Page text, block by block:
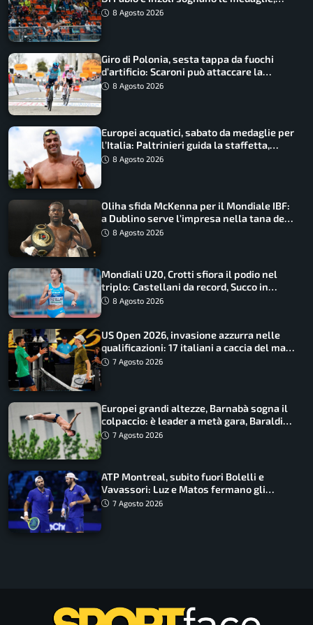
Castellani e Succo in finale
8 Agosto 2026
Giro di Polonia, sesta tappa da fuochi
d’artificio: Scaroni può attaccare la
maglia di Lemmen
8 Agosto 2026
Europei acquatici, sabato da medaglie per
l’Italia: Paltrinieri guida la staffetta,
Barnabà sogna l’oro dalle grandi altezze
8 Agosto 2026
Oliha sfida McKenna per il Mondiale IBF:
a Dublino serve l’impresa nella tana del
lupo8 Agosto 2026
Mondiali U20, Crotti sfiora il podio nel
triplo: Castellani da record, Succo in
finale
8 Agosto 2026
US Open 2026, invasione azzurra nelle
qualificazioni: 17 italiani a caccia del main
draw7 Agosto 2026
Europei grandi altezze, Barnabà sogna il
colpaccio: è leader a metà gara, Baraldi
ancora in corsa
7 Agosto 2026
ATP Montreal, subito fuori Bolelli e
Vavassori: Luz e Matos fermano gli
azzurri
7 Agosto 2026